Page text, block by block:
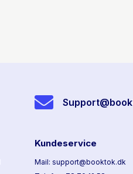
Kundeservice
Mail: support@booktok.dk